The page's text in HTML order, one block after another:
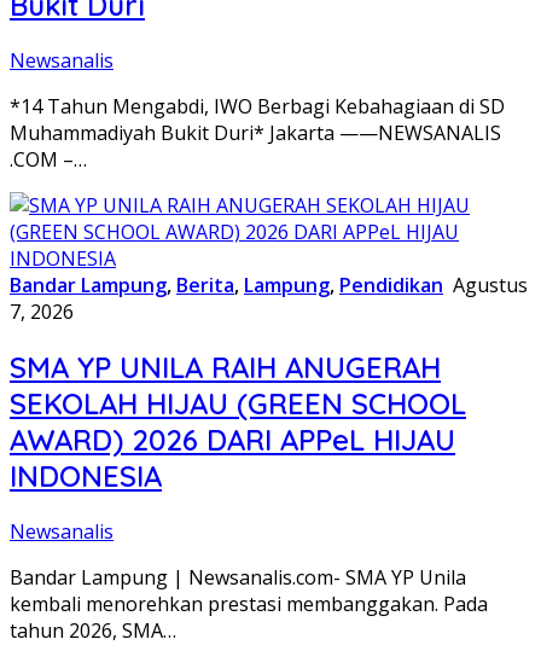
Newsanalis
*14 Tahun Mengabdi, IWO Berbagi Kebahagiaan di SD
Muhammadiyah Bukit Duri* Jakarta ——NEWSANALIS
.COM –…
Bandar Lampung, Berita, Lampung, Pendidikan Agustus
7, 2026
SMA YP UNILA RAIH ANUGERAH
SEKOLAH HIJAU (GREEN SCHOOL
AWARD) 2026 DARI APPeL HIJAU
INDONESIA
Newsanalis
Bandar Lampung | Newsanalis.com- SMA YP Unila
kembali menorehkan prestasi membanggakan. Pada
tahun 2026, SMA…